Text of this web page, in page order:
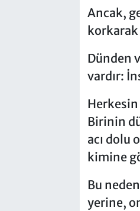
Ancak,
korkarak
Dünden
vardır:
Birinin
acı dolu
kimine
Bu
yerine,